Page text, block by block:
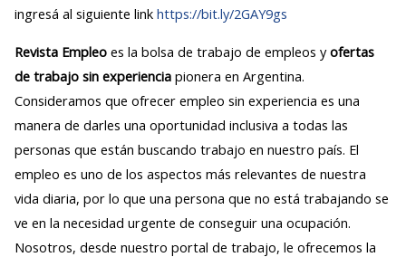
ingresá al siguiente link https://bit.ly/2GAY9gs
Revista Empleo es la bolsa de trabajo de empleos yofertas
de trabajo sin experiencia pionera en Argentina.
Consideramos que ofrecer empleo sin experiencia es una
manera de darles una oportunidad inclusiva a todas las
personas que están buscando trabajo en nuestro país. El
empleo es uno de los aspectos más relevantes de nuestra
vida diaria, por lo que una persona que no está trabajando se
ve en la necesidad urgente de conseguir una ocupación.
Nosotros, desde nuestro portal de trabajo, le ofrecemos la